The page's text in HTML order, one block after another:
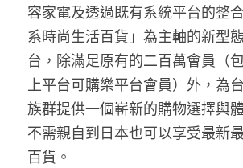
容家電及透過既有系統平台的整
系時尚生活百貨」為主軸的新型
台，除滿足原有的二百萬會員（
上平台可購樂平台會員）外，為
族群提供一個嶄新的購物選擇與
不需親自到日本也可以享受最新
百貨。